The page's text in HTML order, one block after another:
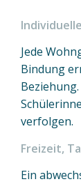
Jede
Bindung
verfolgen.
Freizeit,
Ein